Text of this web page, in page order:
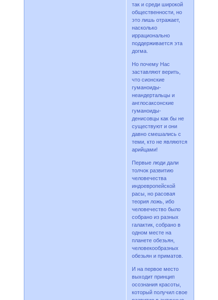
так и среди широкой
общественности, но
это лишь отражает,
насколько
иррационально
поддерживается эта
догма.
Но почему Нас
заставляют верить,
что сионские
гуманоиды-
неандертальцы и
англосаксонские
гуманоиды-
денисовцы как бы не
существуют и они
давно смешались с
теми, кто не являются
арийцами!
Первые люди дали
толчок развитию
человечества
индоевропейской
расы, но расовая
теория ложь, ибо
человечество было
собрано из разных
галактик, собрано в
одном месте на
планете обезьян,
человекообразных
обезьян и приматов.
И на первое место
выходит принцип
осознания красоты,
который получил свое